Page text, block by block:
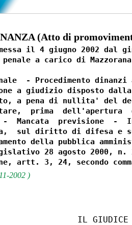
(Atto di
il 4 giugno 2002 dal
penale a carico di
- Procedimento
a giudizio disposto
a pena di nullita' del
prima  dell'apertura
Mancata  previsione  -
sul diritto di difesa e
della pubblica
28 agosto 2000,
2002 )
IL GIUDICE